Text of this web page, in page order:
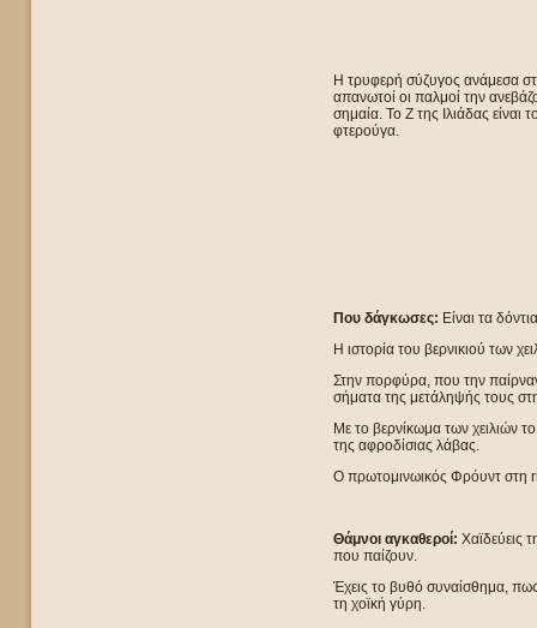
Η τρυφερή σύζυγος ανάμεσα
απανωτοί οι παλμοί την
σημαία. Το Ζ της Ιλιάδας
φτερούγα.
Που δάγκωσες: Είναι τα
Η ιστορία του βερνικιού των
Στην πορφύρα, που την
σήματα της μετάληψής τους
Με το βερνίκωμα των χειλιών
της αφροδίσιας λάβας.
Ο πρωτομινωικός Φρόυντ στη
Θάμνοι αγκαθεροί: Χαϊδεύεις
που παίζουν.
Έχεις το βυθό συναίσθημα,
τη χοϊκή γύρη.